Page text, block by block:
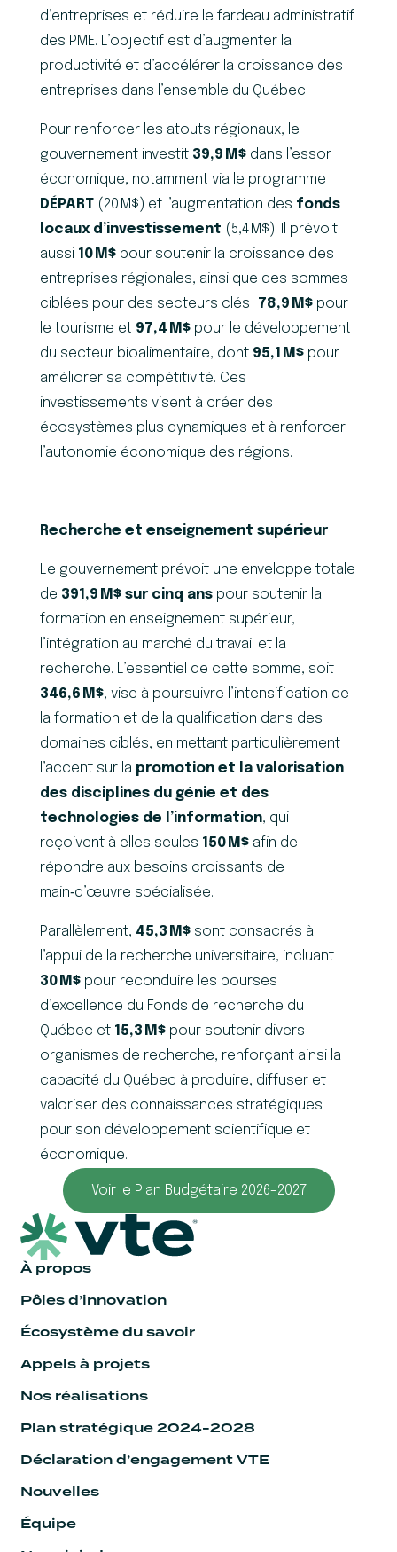
d’entreprises et réduire le fardeau administratif
des PME. L’objectif est d’augmenter la
productivité et d’accélérer la croissance des
entreprises dans l’ensemble du Québec.
Pour renforcer les atouts régionaux, le
gouvernement investit 39,9 M$ dans l’essor
économique, notamment via le programme
DÉPART (20 M$) et l’augmentation des fonds
locaux d’investissement (5,4 M$). Il prévoit
aussi 10 M$ pour soutenir la croissance des
entreprises régionales, ainsi que des sommes
ciblées pour des secteurs clés : 78,9 M$ pour
le tourisme et 97,4 M$ pour le développement
du secteur bioalimentaire, dont 95,1 M$ pour
améliorer sa compétitivité. Ces
investissements visent à créer des
écosystèmes plus dynamiques et à renforcer
l’autonomie économique des régions.
Recherche et enseignement supérieur
Le gouvernement prévoit une enveloppe totale
de 391,9 M$ sur cinq ans pour soutenir la
formation en enseignement supérieur,
l’intégration au marché du travail et la
recherche. L’essentiel de cette somme, soit
346,6 M$, vise à poursuivre l’intensification de
la formation et de la qualification dans des
domaines ciblés, en mettant particulièrement
l’accent sur la promotion et la valorisation
des disciplines du génie et des
technologies de l’information, qui
reçoivent à elles seules 150 M$ afin de
répondre aux besoins croissants de
main‑d’œuvre spécialisée.
Parallèlement, 45,3 M$ sont consacrés à
l’appui de la recherche universitaire, incluant
30 M$ pour reconduire les bourses
d’excellence du Fonds de recherche du
Québec et 15,3 M$ pour soutenir divers
organismes de recherche, renforçant ainsi la
capacité du Québec à produire, diffuser et
valoriser des connaissances stratégiques
pour son développement scientifique et
économique.
Voir le Plan Budgétaire 2026-2027
À propos
Pôles d’innovation
Écosystème du savoir
Appels à projets
Nos réalisations
Plan stratégique 2024-2028
Déclaration d’engagement VTE
Nouvelles
Équipe